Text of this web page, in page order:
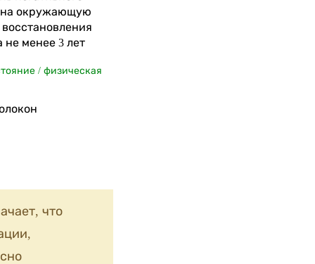
на окружающую
не менее 3 лет
/ физическая
что